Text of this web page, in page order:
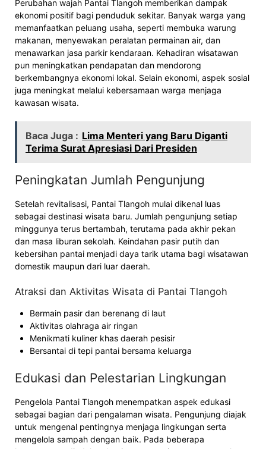
Perubahan wajah Pantai Tlangoh memberikan dampak
ekonomi positif bagi penduduk sekitar. Banyak warga yang
memanfaatkan peluang usaha, seperti membuka warung
makanan, menyewakan peralatan permainan air, dan
menawarkan jasa parkir kendaraan. Kehadiran wisatawan
pun meningkatkan pendapatan dan mendorong
berkembangnya ekonomi lokal. Selain ekonomi, aspek sosial
juga meningkat melalui kebersamaan warga menjaga
kawasan wisata.
Baca Juga : Lima Menteri yang Baru Diganti
Terima Surat Apresiasi Dari Presiden
Peningkatan Jumlah Pengunjung
Setelah revitalisasi, Pantai Tlangoh mulai dikenal luas
sebagai destinasi wisata baru. Jumlah pengunjung setiap
minggunya terus bertambah, terutama pada akhir pekan
dan masa liburan sekolah. Keindahan pasir putih dan
kebersihan pantai menjadi daya tarik utama bagi wisatawan
domestik maupun dari luar daerah.
Atraksi dan Aktivitas Wisata di Pantai Tlangoh
Bermain pasir dan berenang di laut
Aktivitas olahraga air ringan
Menikmati kuliner khas daerah pesisir
Bersantai di tepi pantai bersama keluarga
Edukasi dan Pelestarian Lingkungan
Pengelola Pantai Tlangoh menempatkan aspek edukasi
sebagai bagian dari pengalaman wisata. Pengunjung diajak
untuk mengenal pentingnya menjaga lingkungan serta
mengelola sampah dengan baik. Pada beberapa